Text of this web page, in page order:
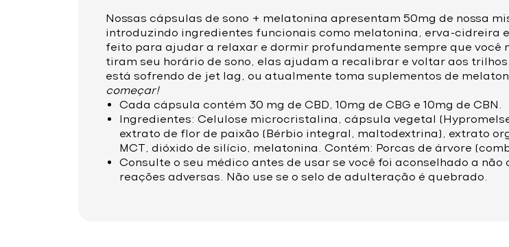
Nossas cápsulas de sono + melatonina apresentam 50mg de nossa
introduzindo ingredientes funcionais como melatonina, erva-cidreira
feito para ajudar a relaxar e dormir profundamente sempre que
tiram seu horário de sono, elas ajudam a recalibrar e voltar aos
está sofrendo de jet lag, ou atualmente toma suplementos de
começar!
Cada cápsula contém 30 mg de CBD, 10mg de CBG e 10mg de CBN.
Ingredientes: Celulose microcristalina, cápsula vegetal
extrato de flor de paixão (Bérbio integral, maltodextrina), extrato
MCT, dióxido de silício, melatonina. Contém: Porcas de árvore
Consulte o seu médico antes de usar se você foi aconselhado a
reações adversas. Não use se o selo de adulteração é quebrado.